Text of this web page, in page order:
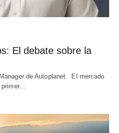
El debate sobre la
de Autoplanet. El mercado